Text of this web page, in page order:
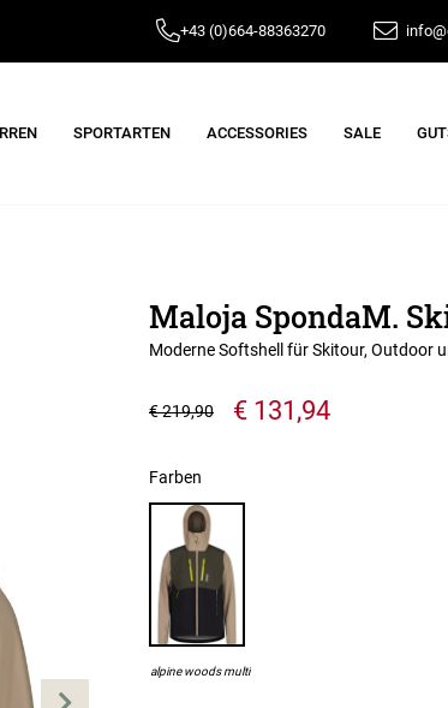
+43 (0)664-88363270
SPORTARTEN ACCESSORIES SALE
Maloja SpondaM.
Moderne Softshell für Skitour, Outdoor
€ 131,94
€ 219,90
Farben
alpine woods multi